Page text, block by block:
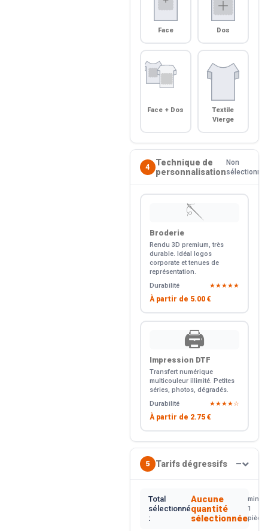
Face Dos
Face + Dos
Textile
Vierge
4
Technique de
personnalisation
Non
sélectionné
🪡
Broderie
Rendu 3D premium, très
durable. Idéal logos
corporate et tenues de
représentation.
Durabilité
★★★★★
À partir de 5.00 €
🖨️
Impression DTF
Transfert numérique
multicouleur illimité. Petites
séries, photos, dégradés.
Durabilité
★★★★☆
À partir de 2.75 €
5 Tarifs dégressifs —
Total
sélectionné
:
Aucune
quantité
sélectionnée
min.
1
pièce